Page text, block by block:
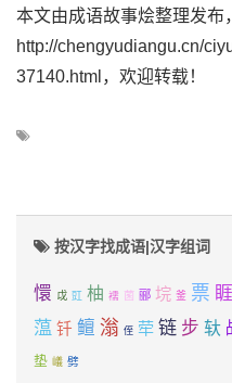
本文由成语故事烩整理发布
http://chengyudiangu.cn/
37140.html，欢迎转载！
按汉字找成语|汉字组词
懁 戉 豇 柚 襦 菌 郦 垸 釜 票 睚
蕰 钎 鳣 滃 侄 荦 链 步 轪
垫 嶬 劈